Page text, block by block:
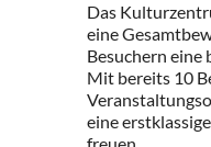
Das
eine
Besuchern eine
Mit bereits 10
eine